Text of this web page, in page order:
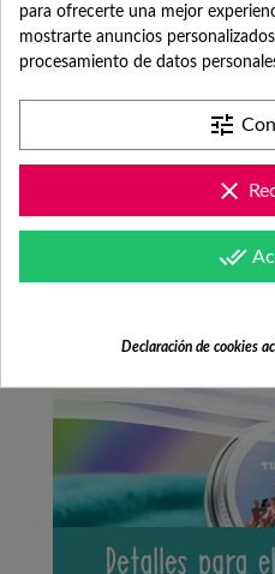
/ 10
para ofrecerte una mejor
mostrarte anuncios
procesamiento de datos
tune
clear
done_all
Declaración de cookies